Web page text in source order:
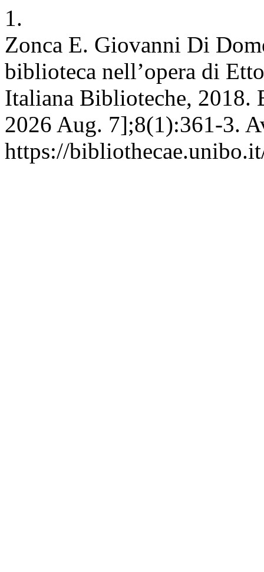
1.
Zonca E. Giovanni Di
biblioteca nell’opera di
Italiana Biblioteche, 2018.
2026 Aug. 7];8(1):361-3.
https://